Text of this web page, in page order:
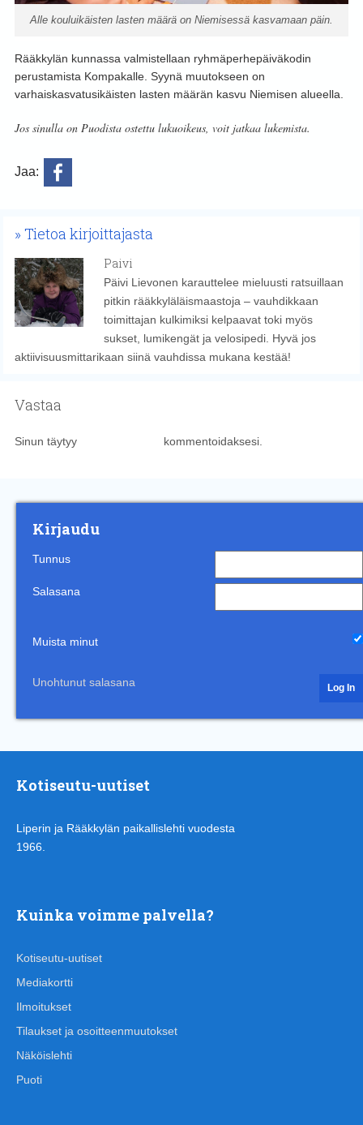
Alle kouluikäisten lasten määrä on Niemisessä kasvamaan päin.
Rääkkylän kunnassa valmistellaan ryhmäperhepäiväkodin
perustamista Kompakalle. Syynä muutokseen on
varhaiskasvatusikäisten lasten määrän kasvu Niemisen alueella.
Jos sinulla on Puodista ostettu lukuoikeus, voit jatkaa lukemista.
Jaa:
Tietoa kirjoittajasta
Paivi
Päivi Lievonen karauttelee mieluusti ratsuillaan
pitkin rääkkyläläismaastoja – vauhdikkaan
toimittajan kulkimiksi kelpaavat toki myös
sukset, lumikengät ja velosipedi. Hyvä jos
aktiivisuusmittarikaan siinä vauhdissa mukana kestää!
Vastaa
Sinun täytyy kommentoidaksesi.
Kirjaudu
Tunnus
Salasana
Muista minut
Unohtunut salasana
Kotiseutu-uutiset
Liperin ja Rääkkylän paikallislehti vuodesta
1966.
Kuinka voimme palvella?
Kotiseutu-uutiset
Mediakortti
Ilmoitukset
Tilaukset ja osoitteenmuutokset
Näköislehti
Puoti